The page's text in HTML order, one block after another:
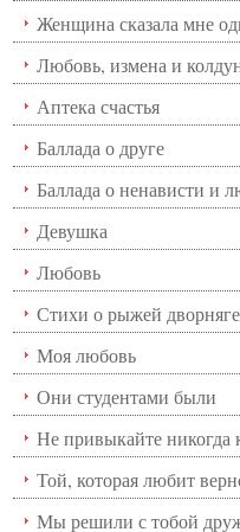
Женщина сказала мне
Любовь, измена и
Аптека счастья
Баллада о друге
Баллада о ненависти и
Девушка
Любовь
Стихи о рыжей дворняге
Моя любовь
Они студентами были
Не привыкайте никогда
Той, которая любит
Мы решили с тобой